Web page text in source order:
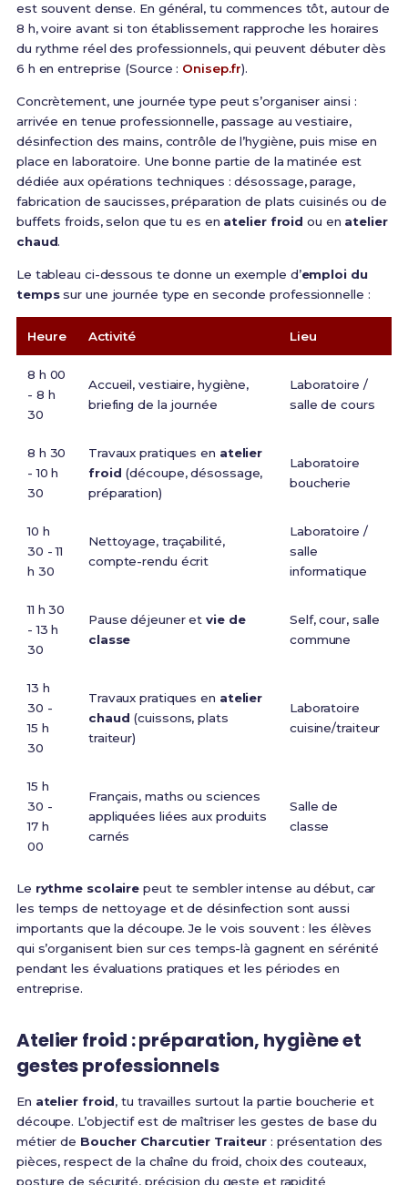
est souvent dense. En général, tu commences tôt, autour de
8 h, voire avant si ton établissement rapproche les horaires
du rythme réel des professionnels, qui peuvent débuter dès
6 h en entreprise (Source : Onisep.fr).
Concrètement, une journée type peut s’organiser ainsi :
arrivée en tenue professionnelle, passage au vestiaire,
désinfection des mains, contrôle de l’hygiène, puis mise en
place en laboratoire. Une bonne partie de la matinée est
dédiée aux opérations techniques : désossage, parage,
fabrication de saucisses, préparation de plats cuisinés ou de
buffets froids, selon que tu es en atelier froid ou en atelier
chaud.
Le tableau ci-dessous te donne un exemple d’emploi du
tempssur une journée type en seconde professionnelle :
Heure Activité Lieu
8 h 00
- 8 h
30
Accueil, vestiaire, hygiène,
briefing de la journée
Laboratoire /
salle de cours
8 h 30
- 10 h
30
Travaux pratiques en atelier
froid (découpe, désossage,
préparation)
Laboratoire
boucherie
10 h
30 - 11
h 30
Nettoyage, traçabilité,
compte-rendu écrit
Laboratoire /
salle
informatique
11 h 30
- 13 h
30
Pause déjeuner etvie de
classe
Self, cour, salle
commune
13 h
30 -
15 h
30
Travaux pratiques en atelier
chaud (cuissons, plats
traiteur)
Laboratoire
cuisine/traiteur
15 h
30 -
17 h
00
Français, maths ou sciences
appliquées liées aux produits
carnés
Salle de
classe
Le rythme scolaire peut te sembler intense au début, car
les temps de nettoyage et de désinfection sont aussi
importants que la découpe. Je le vois souvent : les élèves
qui s’organisent bien sur ces temps-là gagnent en sérénité
pendant les évaluations pratiques et les périodes en
entreprise.
Atelier froid : préparation, hygiène et
gestes professionnels
En atelier froid, tu travailles surtout la partie boucherie et
découpe. L’objectif est de maîtriser les gestes de base du
métier de Boucher Charcutier Traiteur : présentation des
pièces, respect de la chaîne du froid, choix des couteaux,
posture de sécurité, précision du geste et rapidité